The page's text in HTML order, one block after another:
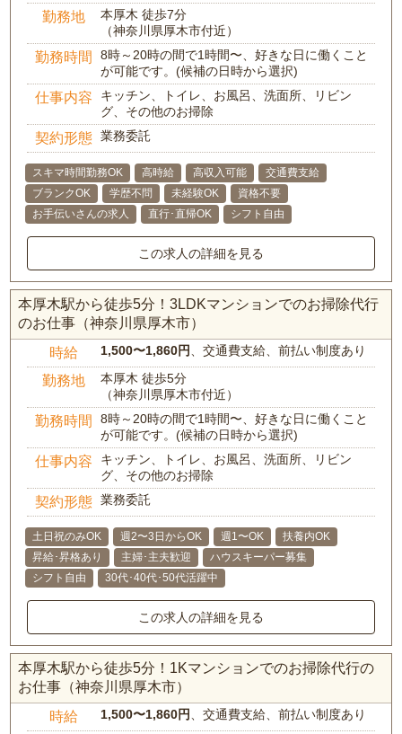
勤務地
本厚木 徒歩7分
（神奈川県厚木市付近）
勤務時間
8時～20時の間で1時間〜、好きな日に働くこと
が可能です。(候補の日時から選択)
仕事内容
キッチン、トイレ、お風呂、洗面所、リビン
グ、その他のお掃除
契約形態 業務委託
スキマ時間勤務OK 高時給 高収入可能
交通費支給
ブランクOK
学歴不問 未経験OK
資格不要
お手伝いさんの求人
直行･直帰OK シフト自由
この求人の詳細を見る
本厚木駅から徒歩5分！3LDKマンションでのお掃除代行
のお仕事（神奈川県厚木市）
時給 1,500〜1,860円、交通費支給、前払い制度あり
勤務地
本厚木 徒歩5分
（神奈川県厚木市付近）
勤務時間
8時～20時の間で1時間〜、好きな日に働くこと
が可能です。(候補の日時から選択)
仕事内容
キッチン、トイレ、お風呂、洗面所、リビン
グ、その他のお掃除
契約形態 業務委託
土日祝のみOK 週2〜3日からOK 週1〜OK
扶養内OK
昇給･昇格あり
主婦･主夫歓迎
ハウスキーパー募集
シフト自由
30代･40代･50代活躍中
この求人の詳細を見る
本厚木駅から徒歩5分！1Kマンションでのお掃除代行の
お仕事（神奈川県厚木市）
時給 1,500〜1,860円、交通費支給、前払い制度あり